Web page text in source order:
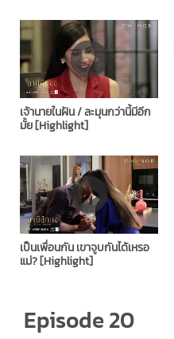
เจ้านายในฝัน / ละมุนกว่านี้มีอีก
มั้ย [Highlight]
เป็นเพื่อนกัน เขาจูบกันได้เหรอ
แม่? [Highlight]
Episode 20